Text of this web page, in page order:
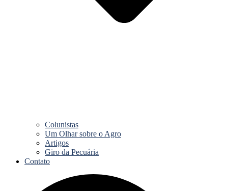
Colunistas
Um Olhar sobre o Agro
Artigos
Giro da Pecuária
Contato